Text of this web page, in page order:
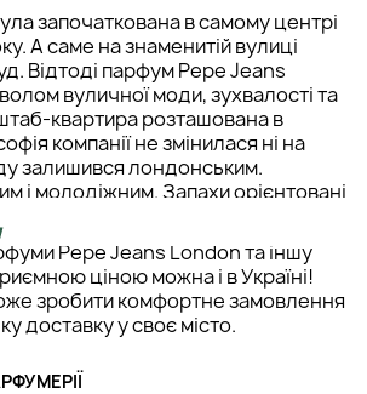
започаткована в самому центрі
А саме на знаменитій вулиці
Відтоді парфум Pepe Jeans
вуличної моди, зухвалості та
квартира розташована в
компанії не змінилася ні на
залишився лондонським.
і молодіжним. Запахи орієнтовані
Pepe Jeans London та іншу
ціною можна і в Україні!
зробити комфортне замовлення
доставку у своє місто.